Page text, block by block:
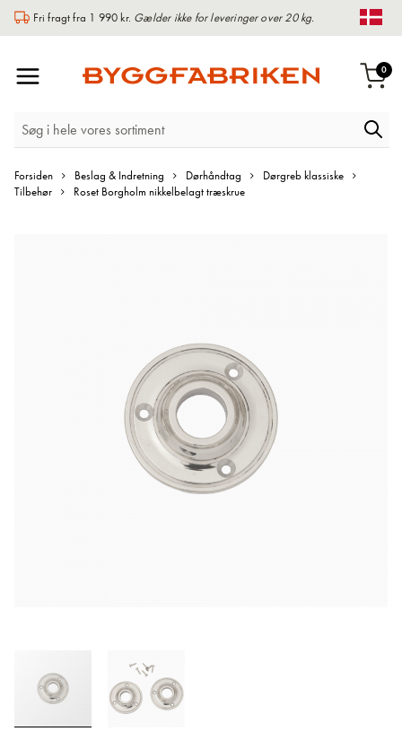
Fri fragt fra 1 990 kr. Gælder ikke for leveringer over 20 kg.
0
Forsiden Beslag & Indretning Dørhåndtag
Dørgreb klassiske
Tilbehør
Roset Borgholm nikkelbelagt træskrue